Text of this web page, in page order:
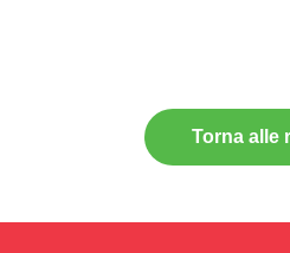
Torna alle